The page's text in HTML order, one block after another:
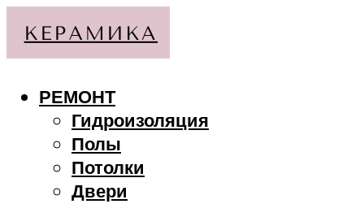
РЕМОНТ
Гидроизоляция
Полы
Потолки
Двери